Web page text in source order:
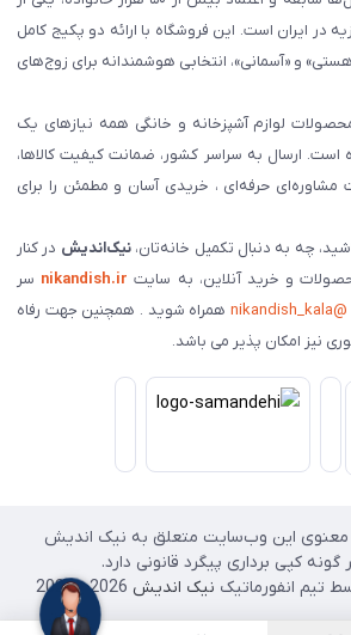
در ایران است. این فروشگاه با ارائه دو پکیج کامل
و «آسمانی»، انتخابی هوشمندانه برای زوج‌های
محصولات لوازم آشپزخانه و خانگی همه نیازهای یک
است. ارسال به سراسر کشور، ضمانت کیفیت کالاها،
حرفه‌ای ، خریدی آسان و مطمئن را برای
چه به دنبال تکمیل خانه‌تان،نیک‌اندیش در کنار
و خرید آنلاین، به سایت nikandish.ir سر
@nikandish_kala
همراه شوید . همچنین جهت رفاه
نیز امکان پذیر می باشد.
معنوی این وب‌سایت متعلق به نیک اندیش
کپی برداری پیگرد قانونی دارد.
تیم انفورماتیک نیک اندیش 2026 - 2025